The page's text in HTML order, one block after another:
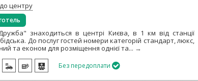
центру
знаходиться в центрі Києва, в 1 км від станції
До послуг гостей номери категорій стандарт, люкс,
та економ для розміщення однієї та... →
Без передоплати